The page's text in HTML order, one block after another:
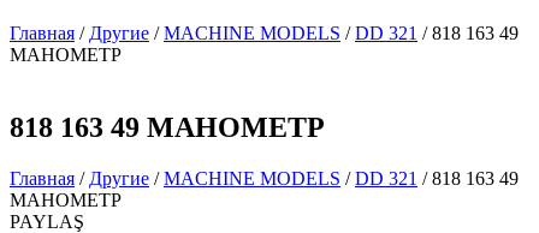
Главная / Другие /MACHINE MODELS /DD 321 / 818 163 49
МАНОМЕТР
818 163 49 МАНОМЕТР
Главная / Другие /MACHINE MODELS /DD 321 / 818 163 49
МАНОМЕТР
PAYLAŞ